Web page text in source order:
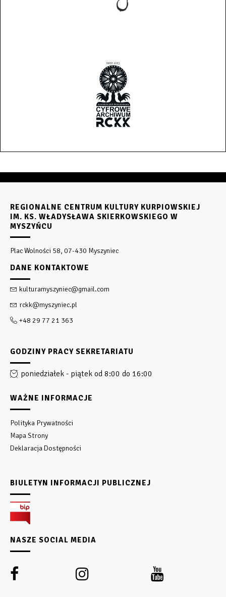
REGIONALNE CENTRUM KULTURY KURPIOWSKIEJ
IM. KS. WŁADYSŁAWA SKIERKOWSKIEGO W
MYSZYŃCU
Plac Wolności 58, 07-430 Myszyniec
DANE KONTAKTOWE
kulturamyszyniec@gmail.com
rckk@myszyniec.pl
+48 29 77 21 363
GODZINY PRACY SEKRETARIATU
poniedziałek - piątek od 8:00 do 16:00
WAŻNE INFORMACJE
Polityka Prywatności
Mapa Strony
Deklaracja Dostępności
BIULETYN INFORMACJI PUBLICZNEJ
NASZE SOCIAL MEDIA